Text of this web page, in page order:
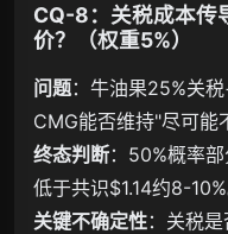
CQ-8：关税成本
价？（权重5%）
问题：牛油果25%关
CMG能否维持"尽可能
终态判断：50%概率
低于共识$1.14约8-10%
关键不确定性：关税